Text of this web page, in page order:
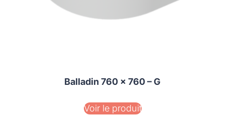
Balladin 760 x 760 – G
Voir le produit